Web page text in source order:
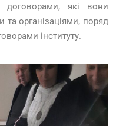
договорами, які вони
організаціями, поряд
інституту.